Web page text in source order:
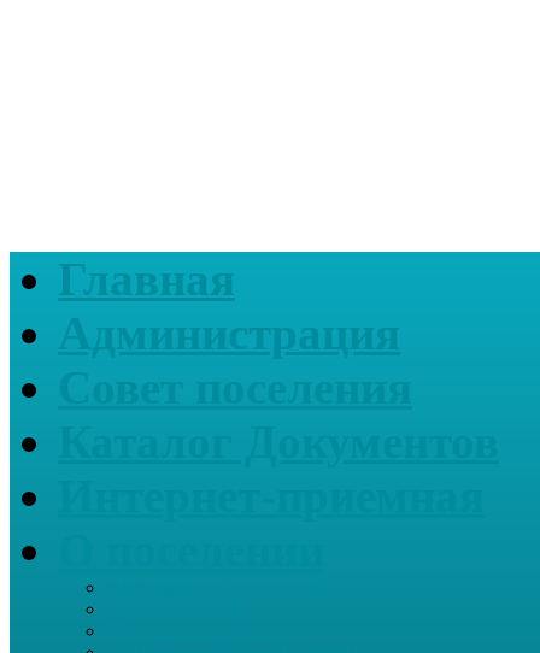
Главная
Администрация